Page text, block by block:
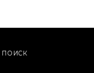
ПОИСК